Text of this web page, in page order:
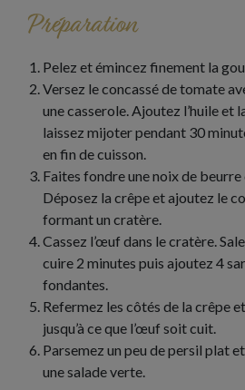
Préparation
Pelez et émincez finement la
Versez le concassé de tomate
une casserole. Ajoutez l’huile et
laissez mijoter pendant 30
en fin de cuisson.
Faites fondre une noix de beurre
Déposez la crêpe et ajoutez le
formant un cratère.
Cassez l’œuf dans le cratère.
cuire 2 minutes puis ajoutez 4
fondantes.
Refermez les côtés de la crêpe
jusqu’à ce que l’œuf soit cuit.
Parsemez un peu de persil plat
une salade verte.